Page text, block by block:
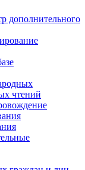
дополнительного
чтений